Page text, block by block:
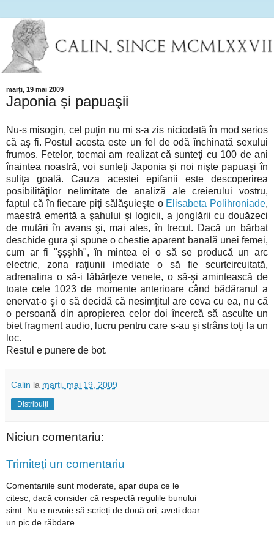
marți, 19 mai 2009
Japonia şi papuaşii
Nu-s misogin, cel puţin nu mi s-a zis niciodată în mod serios
că aş fi. Postul acesta este un fel de odă închinată sexului
frumos. Fetelor, tocmai am realizat că sunteţi cu 100 de ani
înaintea noastră, voi sunteţi Japonia şi noi nişte papuaşi în
suliţa goală. Cauza acestei epifanii este descoperirea
posibilităţilor nelimitate de analiză ale creierului vostru,
faptul că în fiecare piţi sălăşuieşte o Elisabeta Polihroniade,
maestră emerită a şahului şi logicii, a jonglării cu douăzeci
de mutări în avans şi, mai ales, în trecut. Dacă un bărbat
deschide gura şi spune o chestie aparent banală unei femei,
cum ar fi "şşşhh", în mintea ei o să se producă un arc
electric, zona raţiunii imediate o să fie scurtcircuitată,
adrenalina o să-i lăbărţeze venele, o să-şi amintească de
toate cele 1023 de momente anterioare când bădăranul a
enervat-o şi o să decidă că nesimţitul are ceva cu ea, nu că
o persoană din apropierea celor doi încercă să asculte un
biet fragment audio, lucru pentru care s-au şi strâns toţi la un
loc.
Restul e punere de bot.
Calin la marți, mai 19, 2009
Distribuiți
Niciun comentariu:
Trimiteți un comentariu
Comentariile sunt moderate, apar dupa ce le
citesc, dacă consider că respectă regulile bunului
simț. Nu e nevoie să scrieți de două ori, aveți doar
un pic de răbdare.